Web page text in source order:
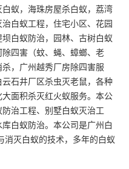
蚁，海珠房屋杀白蚁，荔湾
白蚁工程，住宅小区、花园
白蚁防治，园林、古树白蚁
四害（蚊、蝇、蟑螂、老
，广州越秀厂房除四害服
石井厂区杀虫灭老鼠，各种
面积杀灭红火蚁服务。本公
治工程、别墅白蚁灭治工
白蚁防治。本公司是广州白
消灭白蚁的技术，多年的白蚁